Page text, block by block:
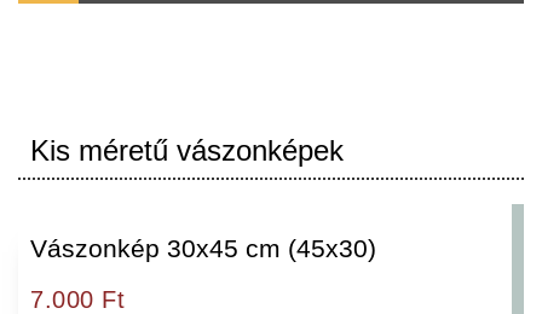
Kis méretű vászonképek
Vászonkép 30x45 cm (45x30)
7.000 Ft